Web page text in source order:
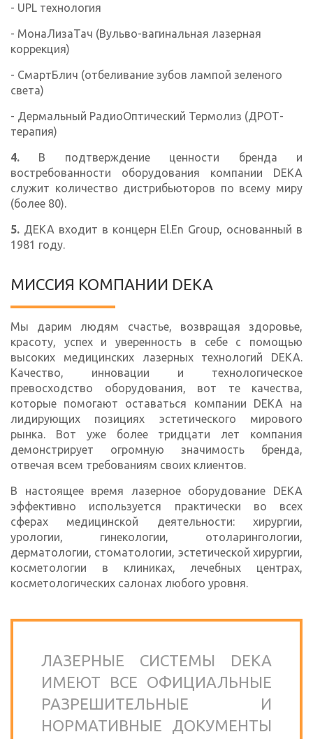
- UPL технология
- МонаЛизаТач (Вульво-вагинальная лазерная
коррекция)
- СмартБлич (отбеливание зубов лампой зеленого
света)
- Дермальный РадиоОптический Термолиз (ДРОТ-
терапия)
4. В подтверждение ценности бренда и
востребованности оборудования компании DEKA
служит количество дистрибьюторов по всему миру
(более 80).
5. ДЕКА входит в концерн El.En Group, основанный в
1981 году.
МИССИЯ КОМПАНИИ DEKA
Мы дарим людям счастье, возвращая здоровье,
красоту, успех и уверенность в себе с помощью
высоких медицинских лазерных технологий DEKA.
Качество, инновации и технологическое
превосходство оборудования, вот те качества,
которые помогают оставаться компании DEKA на
лидирующих позициях эстетического мирового
рынка. Вот уже более тридцати лет компания
демонстрирует огромную значимость бренда,
отвечая всем требованиям своих клиентов.
В настоящее время лазерное оборудование DEKA
эффективно используется практически во всех
сферах медицинской деятельности: хирургии,
урологии, гинекологии, отоларингологии,
дерматологии, стоматологии, эстетической хирургии,
косметологии в клиниках, лечебных центрах,
косметологических салонах любого уровня.
ЛАЗЕРНЫЕ СИСТЕМЫ DEKA
ИМЕЮТ ВСЕ ОФИЦИАЛЬНЫЕ
РАЗРЕШИТЕЛЬНЫЕ И
НОРМАТИВНЫЕ ДОКУМЕНТЫ